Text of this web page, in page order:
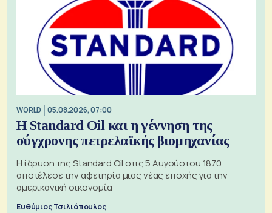
WORLD 05.08.2026, 07:00
Η Standard Oil και η γέννηση της
σύγχρονης πετρελαϊκής βιομηχανίας
Η ίδρυση της Standard Oil στις 5 Αυγούστου 1870
αποτέλεσε την αφετηρία μιας νέας εποχής για την
αμερικανική οικονομία
Ευθύμιος Τσιλιόπουλος